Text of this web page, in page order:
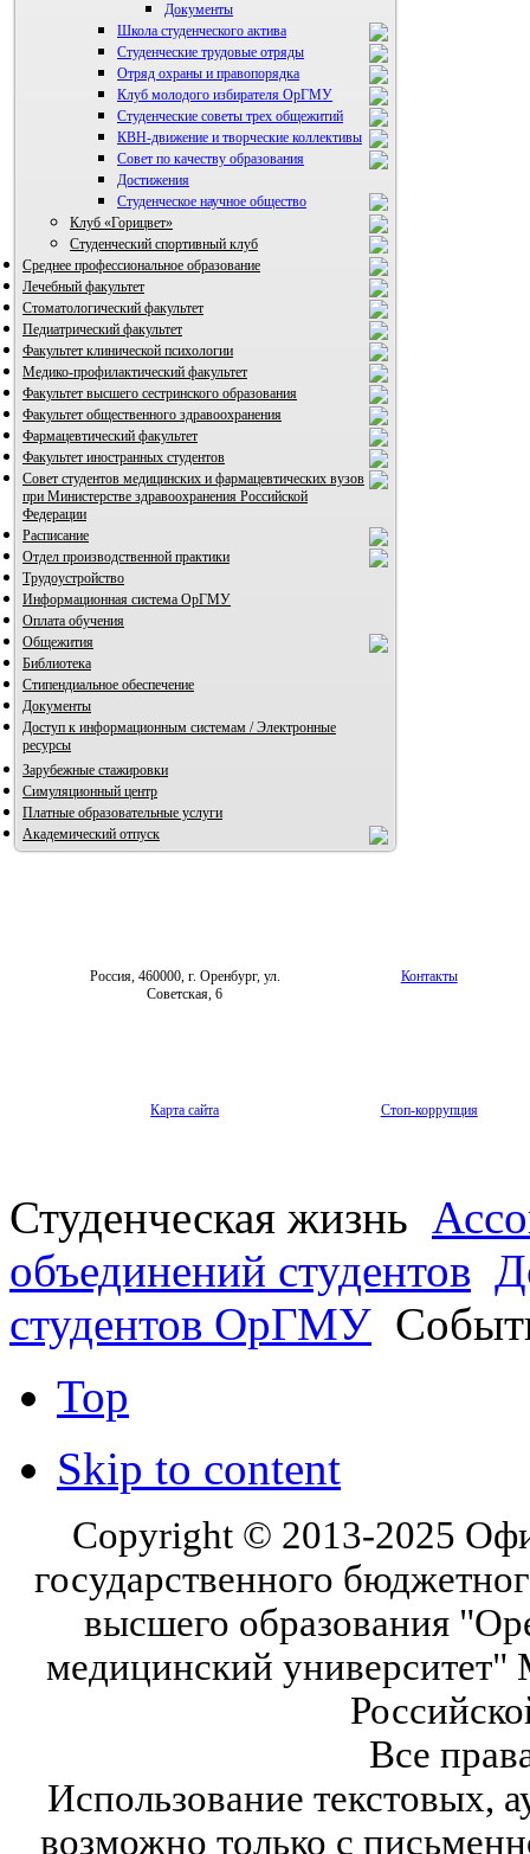
Документы
Школа студенческого актива
Студенческие трудовые отряды
Отряд охраны и правопорядка
Клуб молодого избирателя ОрГМУ
Студенческие советы трех общежитий
КВН-движение и творческие коллективы
ВИА "Полигон"
Совет по качеству образования
Достижения
Студенческое научное общество
Клуб «Горицвет»
Студенческий спортивный клуб
Среднее профессиональное образование
Лечебный факультет
Стоматологический факультет
Педиатрический факультет
Факультет клинической психологии
Медико-профилактический факультет
Факультет высшего сестринского образования
Факультет общественного здравоохранения
Фармацевтический факультет
Факультет иностранных студентов
Совет студентов медицинских и фармацевтических вузов
при Министерстве здравоохранения Российской
Федерации
Расписание
Отдел производственной практики
Трудоустройство
Информационная система ОрГМУ
Оплата обучения
Общежития
Библиотека
Стипендиальное обеспечение
Документы
Доступ к информационным системам / Электронные
ресурсы
Зарубежные стажировки
Симуляционный центр
Платные образовательные услуги
Академический отпуск
Россия, 460000, г. Оренбург, ул.
Советская, 6
Контакты
Карта сайта Стоп-коррупция
Студенческая жизнь
объединений студентов
студентов ОрГМУ
Top
Skip to content
Copyright © 2013-2025
государственного
высшего образования
медицинский университет"
Все
Использование текстовых,
возможно только с